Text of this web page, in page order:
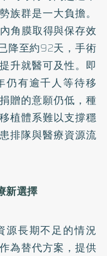
族群是一大負擔。
角膜取得與保存效
降至約92天，手術
升就醫可及性。即
仍有逾千人等待移
贈的意願仍低，種
植體系難以支撐穩
排隊與醫療資源流
新選擇
源長期不足的情況
為替代方案，提供